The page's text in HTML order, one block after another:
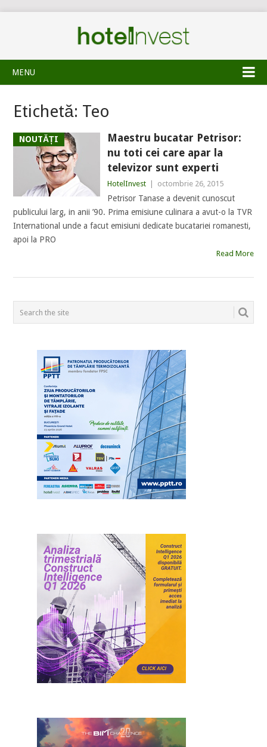
MENU
Etichetă: Teo
NOUTĂȚI
Maestru bucatar Petrisor:
nu toti cei care apar la
televizor sunt experti
HotelInvest octombrie 26, 2015
Petrisor Tanase a devenit cunoscut
publicului larg, in anii ’90. Prima emisiune culinara a avut-o la TVR
International unde a facut emisiuni dedicate bucatariei romanesti,
apoi la PRO
Read More
POSTS
NAVIGATION